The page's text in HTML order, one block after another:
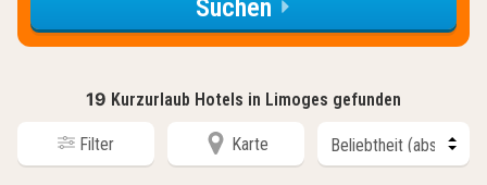
Suchen
19 Kurzurlaub Hotels in Limoges gefunden
Filter Karte